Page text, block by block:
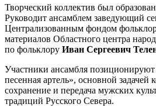
Творческий коллектив был
Руководит ансамблем заведующий
Централизованным фондом
материалов Областного центра
по фольклору Иван Сергеевич
Участники ансамбля позиционируют
песенная артель», основной задачей
сохранение и передача мужских
традиций Русского Севера.